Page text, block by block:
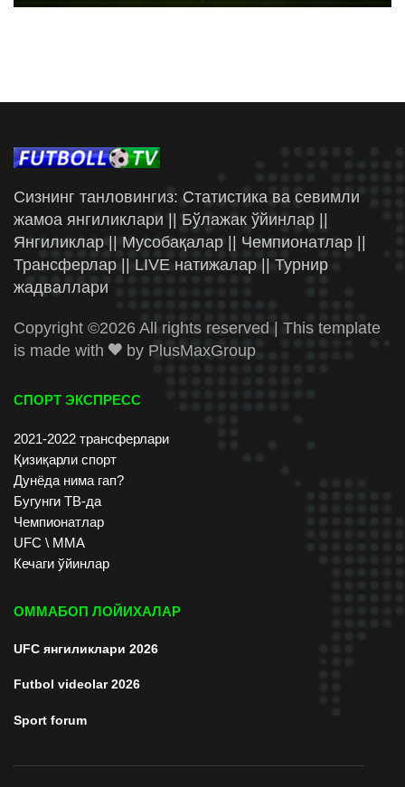
Сизнинг танловингиз: Статистика ва севимли
жамоа янгиликлари || Бўлажак ўйинлар ||
Янгиликлар || Мусобақалар || Чемпионатлар ||
Трансферлар || LIVE натижалар || Турнир
жадваллари
Copyright ©2026 All rights reserved | This template
is made with
by PlusMaxGroup
СПОРТ ЭКСПРЕСС
2021-2022 трансферлари
Қизиқарли спорт
Дунёда нима гап?
Бугунги ТВ-да
Чемпионатлар
UFC \ ММА
Кечаги ўйинлар
ОММАБОП ЛОЙИХАЛАР
UFC янгиликлари 2026
Futbol videolar 2026
Sport forum